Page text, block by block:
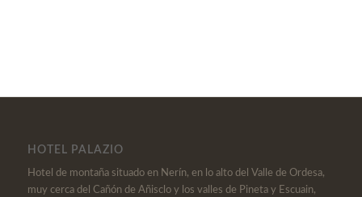
HOTEL PALAZIO
Hotel de montaña situado en Nerín, en lo alto del Valle de Ordesa,
muy cerca del Cañón de Añisclo y los valles de Pineta y Escuain,